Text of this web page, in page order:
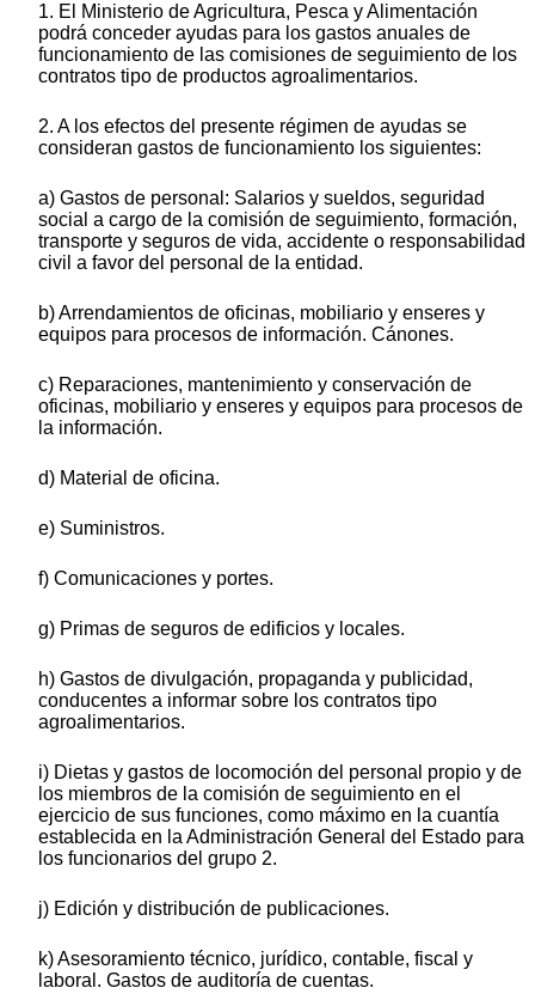
1. El Ministerio de Agricultura, Pesca y Alimentación
podrá conceder ayudas para los gastos anuales de
funcionamiento de las comisiones de seguimiento de los
contratos tipo de productos agroalimentarios.
2. A los efectos del presente régimen de ayudas se
consideran gastos de funcionamiento los siguientes:
a) Gastos de personal: Salarios y sueldos, seguridad
social a cargo de la comisión de seguimiento, formación,
transporte y seguros de vida, accidente o responsabilidad
civil a favor del personal de la entidad.
b) Arrendamientos de oficinas, mobiliario y enseres y
equipos para procesos de información. Cánones.
c) Reparaciones, mantenimiento y conservación de
oficinas, mobiliario y enseres y equipos para procesos de
la información.
d) Material de oficina.
e) Suministros.
f) Comunicaciones y portes.
g) Primas de seguros de edificios y locales.
h) Gastos de divulgación, propaganda y publicidad,
conducentes a informar sobre los contratos tipo
agroalimentarios.
i) Dietas y gastos de locomoción del personal propio y de
los miembros de la comisión de seguimiento en el
ejercicio de sus funciones, como máximo en la cuantía
establecida en la Administración General del Estado para
los funcionarios del grupo 2.
j) Edición y distribución de publicaciones.
k) Asesoramiento técnico, jurídico, contable, fiscal y
laboral. Gastos de auditoría de cuentas.